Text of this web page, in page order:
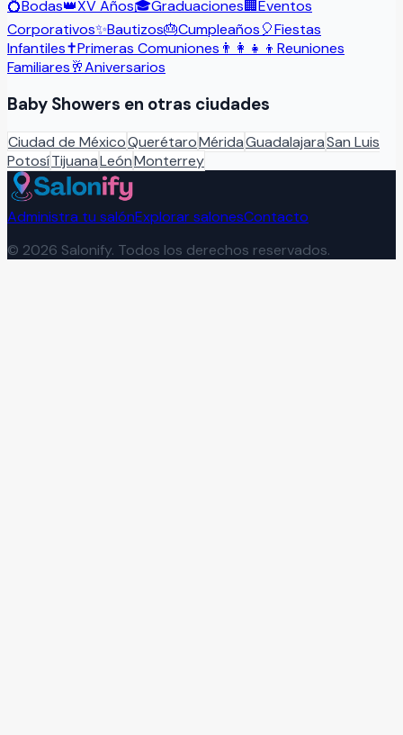
💍Bodas👑XV Años🎓Graduaciones🏢Eventos
Corporativos✨Bautizos🎂Cumpleaños🎈Fiestas
Infantiles✝️Primeras Comuniones 👨‍👩‍👧‍👦 Reuniones
Familiares🥂Aniversarios
Baby Showers en otras ciudades
Ciudad de MéxicoQuerétaroMéridaGuadalajaraSan Luis
PotosíTijuanaLeónMonterrey
Administra tu salónExplorar salonesContacto
© 2026 Salonify. Todos los derechos reservados.